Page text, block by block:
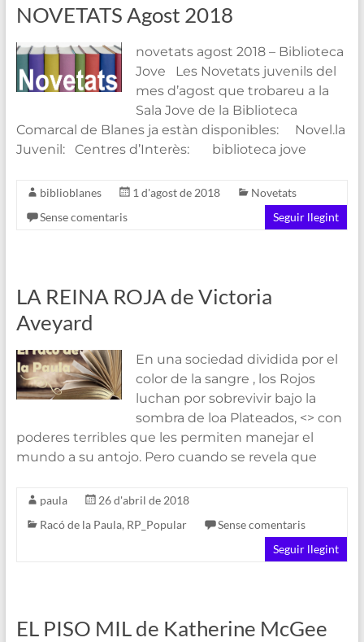
NOVETATS Agost 2018
novetats agost 2018 – Biblioteca
Jove Les Novetats juvenils del
mes d’agost que trobareu a la
Sala Jove de la Biblioteca
Comarcal de Blanes ja estàn disponibles: Novel.la
Juvenil: Centres d’Interès: biblioteca jove
biblioblanes 1 d'agost de 2018
Novetats
Sense comentaris
Seguir llegint
LA REINA ROJA de Victoria
Aveyard
En una sociedad dividida por el
color de la sangre , los Rojos
luchan por sobrevivir bajo la
sombra de loa Plateados, <> con
poderes terribles que les permiten manejar el
mundo a su antojo. Pero cuando se revela que
paula
26 d'abril de 2018
Racó de la Paula, RP_Popular
Sense comentaris
Seguir llegint
EL PISO MIL de Katherine McGee